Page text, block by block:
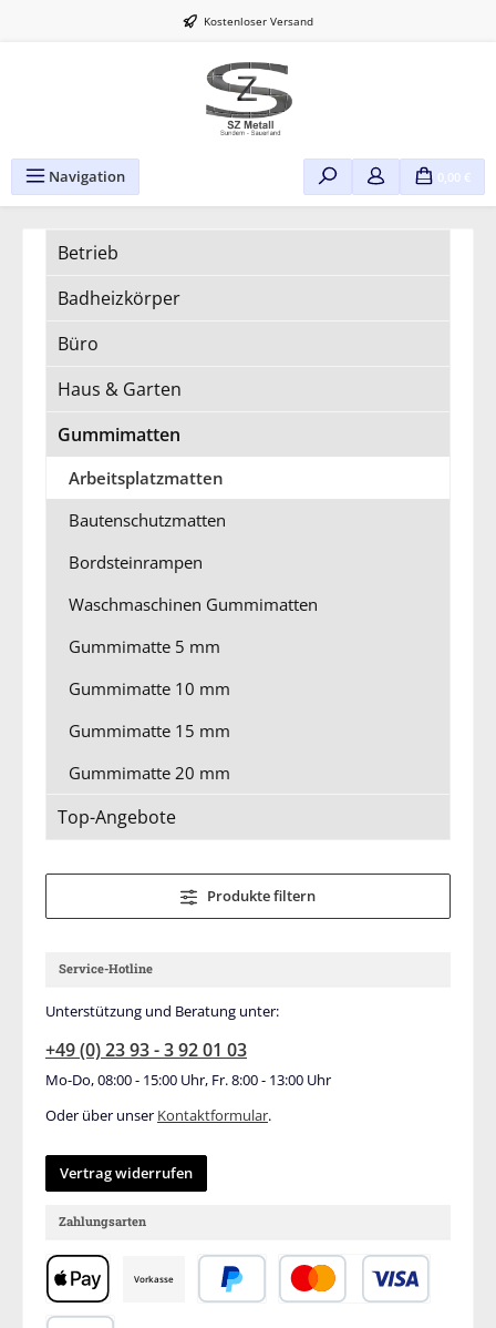
Kostenloser Versand
Navigation 0,00 €
Betrieb
Badheizkörper
Büro
Haus & Garten
Gummimatten
Arbeitsplatzmatten
Bautenschutzmatten
Bordsteinrampen
Waschmaschinen Gummimatten
Gummimatte 5 mm
Gummimatte 10 mm
Gummimatte 15 mm
Gummimatte 20 mm
Top-Angebote
Produkte filtern
Zahlungsarten
Apple Pay
Vorkasse
Service-Hotline
Unterstützung und Beratung unter:
+49 (0) 23 93 - 3 92 01 03
Mo-Do, 08:00 - 15:00 Uhr, Fr. 8:00 - 13:00 Uhr
Oder über unser Kontaktformular.
Vertrag widerrufen